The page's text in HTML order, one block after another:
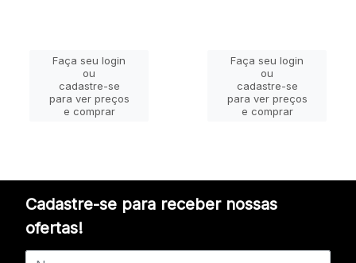
Faça seu login
ou
cadastre-se
para ver preços
e comprar
Faça seu login
ou
cadastre-se
para ver preços
e comprar
Cadastre-se para receber nossas
ofertas!